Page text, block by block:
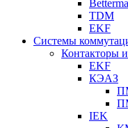
TDM
EKF
Системы
Контакторы
EKF
КЭАЗ
IEK